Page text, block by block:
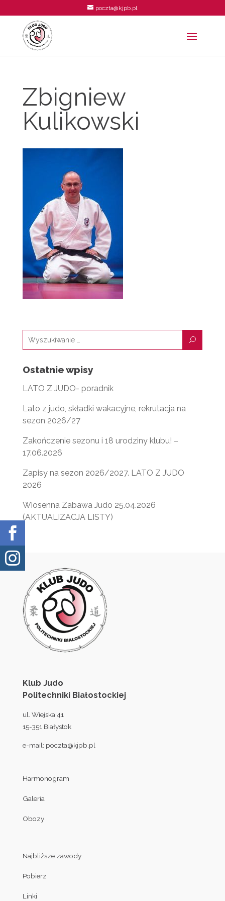
poczta@kjpb.pl


Zbigniew
Kulikowski
U
Ostatnie wpisy
LATO Z JUDO- poradnik
Lato z judo, składki wakacyjne, rekrutacja na
sezon 2026/27
Zakończenie sezonu i 18 urodziny klubu! –
17.06.2026
Zapisy na sezon 2026/2027. LATO Z JUDO
2026
Wiosenna Zabawa Judo 25.04.2026
(AKTUALIZACJA LISTY)
Klub Judo
Politechniki Białostockiej
ul. Wiejska 41
15-351 Białystok
e-mail: poczta@kjpb.pl
Harmonogram
Galeria
Obozy
Najbliższe zawody
Pobierz
Linki